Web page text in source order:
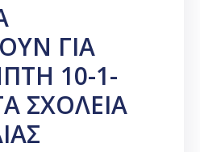
ΓΙΑ
10-1-
ΣΧΟΛΕΙΑ